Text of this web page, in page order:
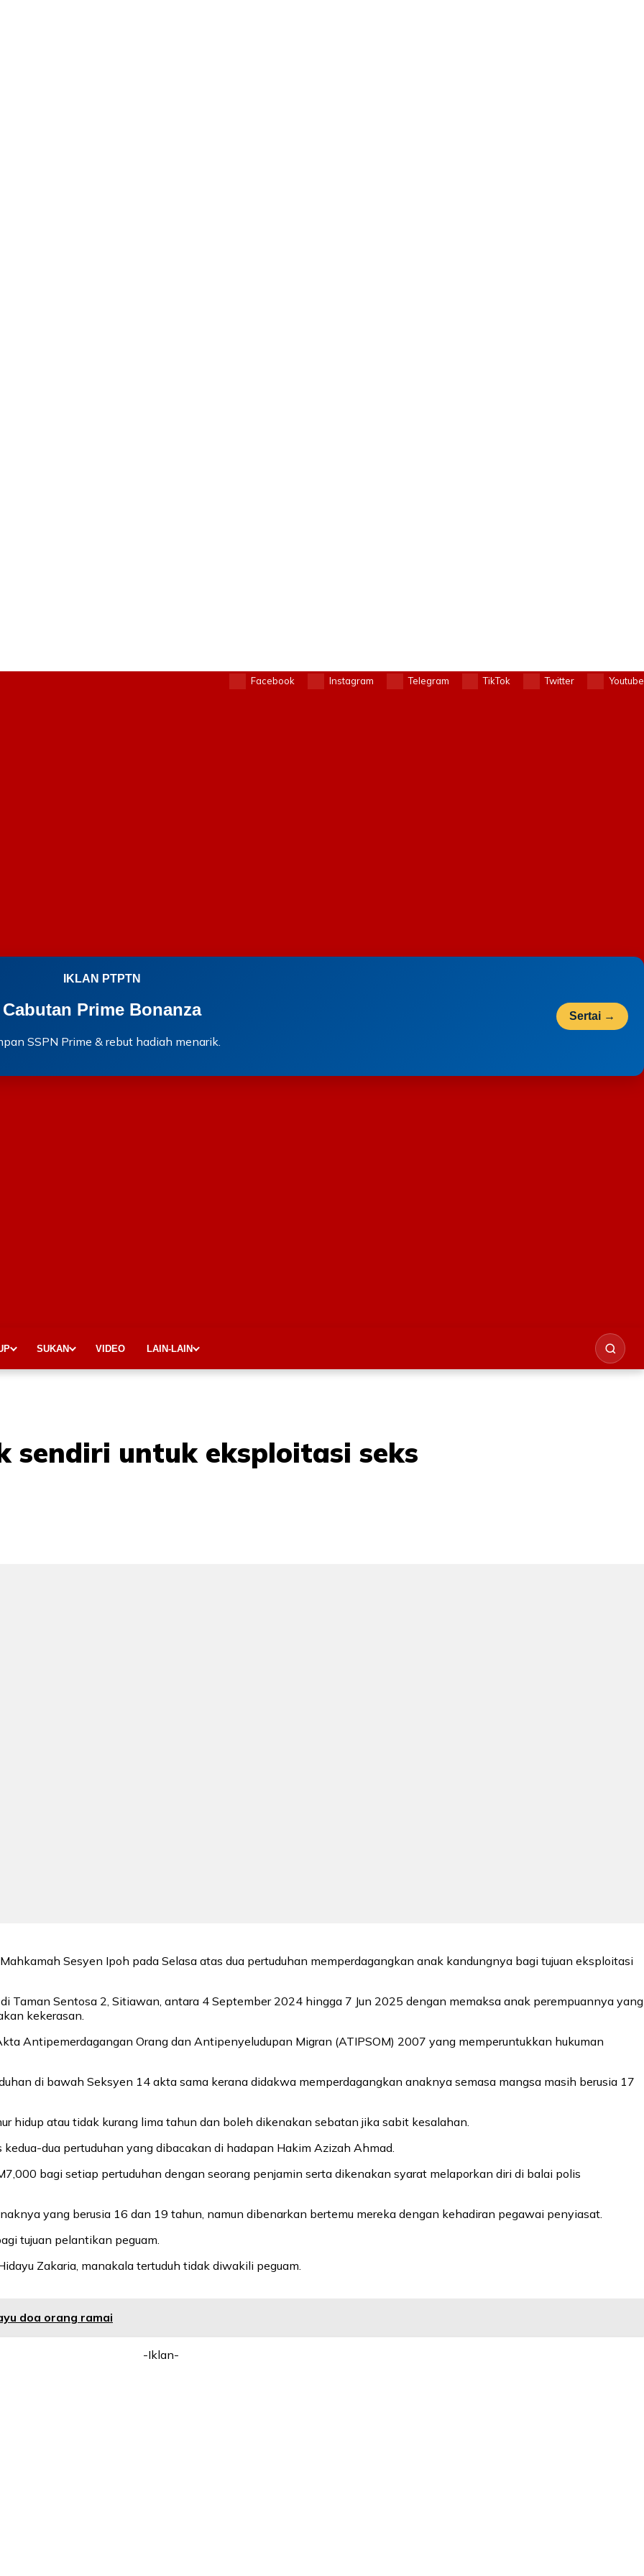
Facebook Instagram Telegram TikTok Twitter Youtube
IKLAN PTPTN
Cabutan Prime Bonanza
SSPN Prime & rebut hadiah menarik.
Sertai →
SUKAN VIDEO LAIN-LAIN
sendiri untuk eksploitasi seks
Sesyen Ipoh pada Selasa atas dua pertuduhan memperdagangkan anak kandungnya bagi tujuan eksploitasi
Taman Sentosa 2, Sitiawan, antara 4 September 2024 hingga 7 Jun 2025 dengan memaksa anak perempuannya yang
kekerasan.
Antipemerdagangan Orang dan Antipenyeludupan Migran (ATIPSOM) 2007 yang memperuntukkan hukuman
di bawah Seksyen 14 akta sama kerana didakwa memperdagangkan anaknya semasa mangsa masih berusia 17
hidup atau tidak kurang lima tahun dan boleh dikenakan sebatan jika sabit kesalahan.
dua pertuduhan yang dibacakan di hadapan Hakim Azizah Ahmad.
bagi setiap pertuduhan dengan seorang penjamin serta dikenakan syarat melaporkan diri di balai polis
yang berusia 16 dan 19 tahun, namun dibenarkan bertemu mereka dengan kehadiran pegawai penyiasat.
tujuan pelantikan peguam.
Zakaria, manakala tertuduh tidak diwakili peguam.
doa orang ramai
-Iklan-